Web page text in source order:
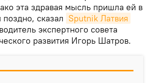
эта здравая мысль пришла ей в
сказал Sputnik Латвия
экспертного совета
развития Игорь Шатров.